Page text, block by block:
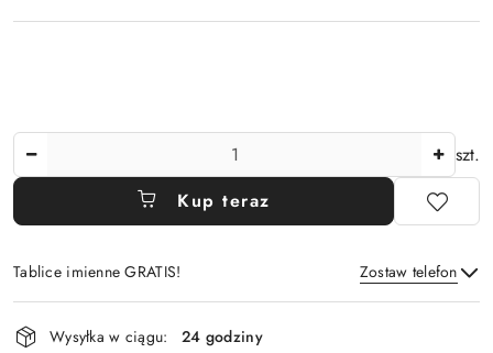
szt.
Kup teraz
Tablice imienne GRATIS! Zostaw telefon
Dostępność
Wysyłka w ciągu:
24 godziny